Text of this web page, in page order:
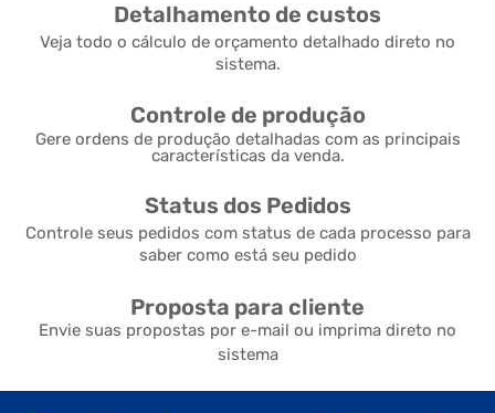
Detalhamento de custos
Veja todo o cálculo de orçamento detalhado direto no
sistema.
Controle de produção
Gere ordens de produção detalhadas com as principais
características da venda.
Status dos Pedidos
Controle seus pedidos com status de cada processo para
saber como está seu pedido
Proposta para cliente
Envie suas propostas por e-mail ou imprima direto no
sistema